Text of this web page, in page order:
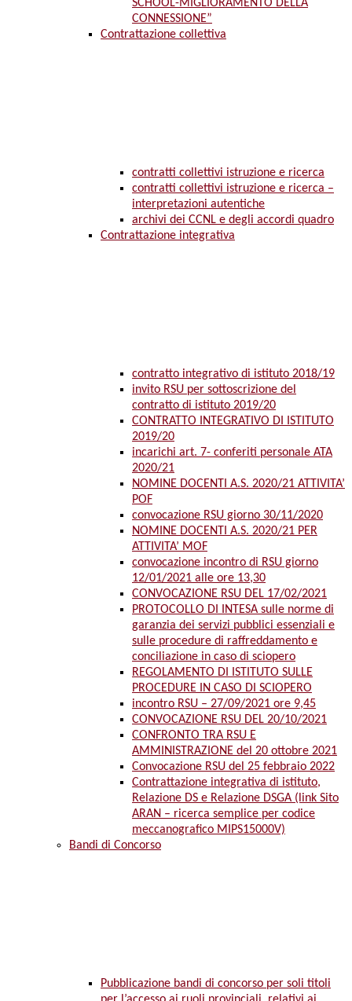
SCHOOL-MIGLIORAMENTO DELLA
CONNESSIONE”
Contrattazione collettiva
contratti collettivi istruzione e ricerca
contratti collettivi istruzione e ricerca –
interpretazioni autentiche
archivi dei CCNL e degli accordi quadro
Contrattazione integrativa
contratto integrativo di istituto 2018/19
invito RSU per sottoscrizione del
contratto di istituto 2019/20
CONTRATTO INTEGRATIVO DI ISTITUTO
2019/20
incarichi art. 7- conferiti personale ATA
2020/21
NOMINE DOCENTI A.S. 2020/21 ATTIVITA’
POF
convocazione RSU giorno 30/11/2020
NOMINE DOCENTI A.S. 2020/21 PER
ATTIVITA’ MOF
convocazione incontro di RSU giorno
12/01/2021 alle ore 13,30
CONVOCAZIONE RSU DEL 17/02/2021
PROTOCOLLO DI INTESA sulle norme di
garanzia dei servizi pubblici essenziali e
sulle procedure di raffreddamento e
conciliazione in caso di sciopero
REGOLAMENTO DI ISTITUTO SULLE
PROCEDURE IN CASO DI SCIOPERO
incontro RSU – 27/09/2021 ore 9,45
CONVOCAZIONE RSU DEL 20/10/2021
CONFRONTO TRA RSU E
AMMINISTRAZIONE del 20 ottobre 2021
Convocazione RSU del 25 febbraio 2022
Contrattazione integrativa di istituto,
Relazione DS e Relazione DSGA (link Sito
ARAN – ricerca semplice per codice
meccanografico MIPS15000V)
Bandi di Concorso
Pubblicazione bandi di concorso per soli titoli